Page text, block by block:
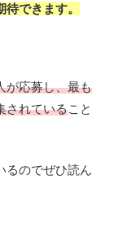
できます。
が応募し、最も
されていること
るのでぜひ読ん